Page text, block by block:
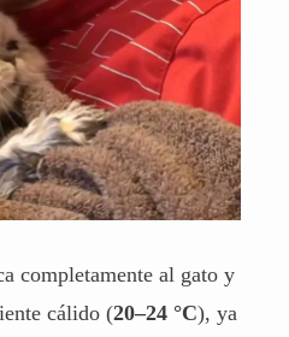
completamente al gato y
cálido (20–24 °C), ya